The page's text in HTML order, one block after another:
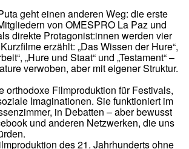
geht einen anderen Weg: die erste
von OMESPRO La Paz und
direkte Protagonist:innen werden vier
erzählt: „Das Wissen der Hure“,
„Hure und Staat“ und „Testament“ –
verwoben, aber mit eigener Struktur.
orthodoxe Filmproduktion für Festivals,
Imaginationen. Sie funktioniert im
in Debatten – aber bewusst
und anderen Netzwerken, die uns
des 21. Jahrhunderts ohne